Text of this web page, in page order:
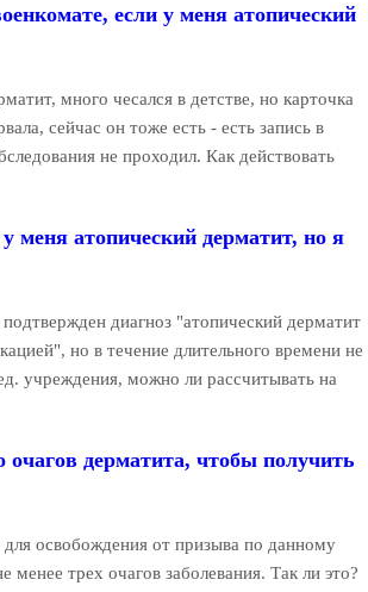
если у меня атопический
много чесался в детстве, но карточка
сейчас он тоже есть - есть запись в
не проходил. Как действовать
меня атопический дерматит, но я
диагноз "атопический дерматит
но в течение длительного времени не
учреждения, можно ли рассчитывать на
дерматита, чтобы получить
освобождения от призыва по данному
менее трех очагов заболевания. Так ли это?